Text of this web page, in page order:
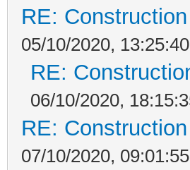
RE:
05/10/2020, 13:25:40
RE:
06/10/2020,
RE:
07/10/2020, 09:01:55